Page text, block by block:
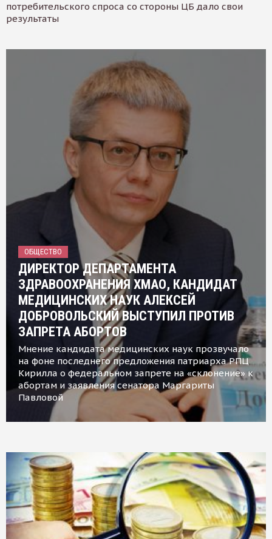
потребительского спроса со стороны ЦБ дало свои
результаты
ОБЩЕСТВО
ДИРЕКТОР ДЕПАРТАМЕНТА
ЗДРАВООХРАНЕНИЯ ХМАО, КАНДИДАТ
МЕДИЦИНСКИХ НАУК АЛЕКСЕЙ
ДОБРОВОЛЬСКИЙ ВЫСТУПИЛ ПРОТИВ
ЗАПРЕТА АБОРТОВ
Мнение кандидата медицинских наук прозвучало
на фоне последнего предложения патриарха РПЦ
Кирилла о федеральном запрете на «склонение» к
абортам и заявления сенатора Маргариты
Павловой